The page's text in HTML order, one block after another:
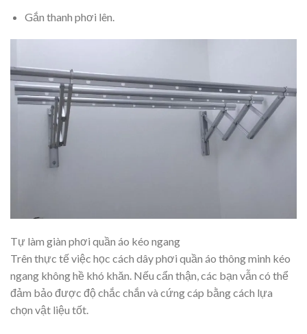
Gắn thanh phơi lên.
Tự làm giàn phơi quần áo kéo ngang
Trên thực tế việc học cách dây phơi quần áo thông minh kéo
ngang không hề khó khăn. Nếu cẩn thận, các bạn vẫn có thể
đảm bảo được độ chắc chắn và cứng cáp bằng cách lựa
chọn vật liệu tốt.